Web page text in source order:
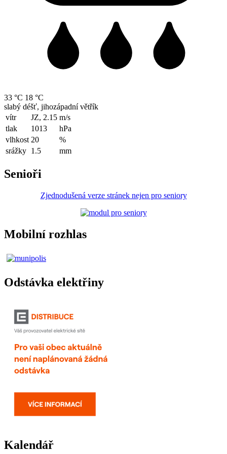
33 °C 18 °C
slabý déšť, jihozápadní větřík
vítr
JZ, 2.15 m/s
tlak
1013
hPa
vlhkost 20
%
srážky 1.5 mm
Senioři
Zjednodušená verze stránek nejen pro seniory
Mobilní rozhlas
Odstávka elektřiny
Kalendář